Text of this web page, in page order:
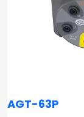
AGT-63P